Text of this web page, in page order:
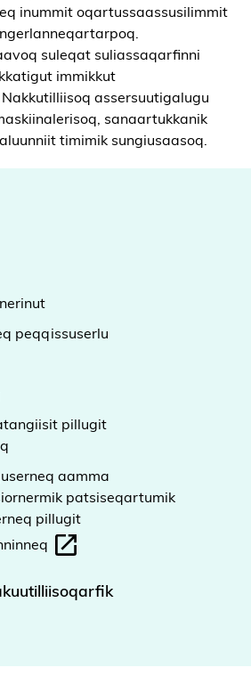
inummit oqartussaassusilimmit
suleqat suliassaqarfinni
immikkut
assersuutigalugu
sanaartukkanik
timimik sungiusaasoq.
peqqissuserlu
pillugit
aamma
patsiseqartumik
pillugit